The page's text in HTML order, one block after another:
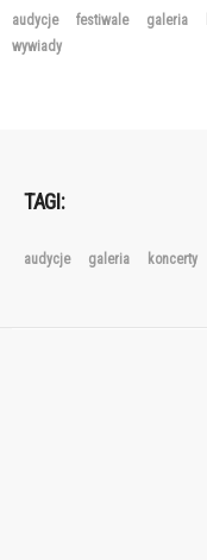
audycje festiwale galeria
wywiady
TAGI:
audycje galeria koncerty